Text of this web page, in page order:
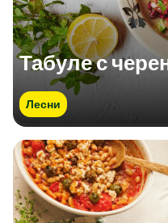
Табуле с
Лесни